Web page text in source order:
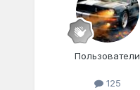
Пользователи
125